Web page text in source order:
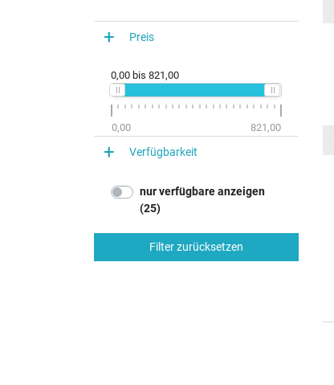
Preis
0,00 bis 821,00
0,00 821,00
Verfügbarkeit
nur verfügbare anzeigen
(25)
Filter zurücksetzen